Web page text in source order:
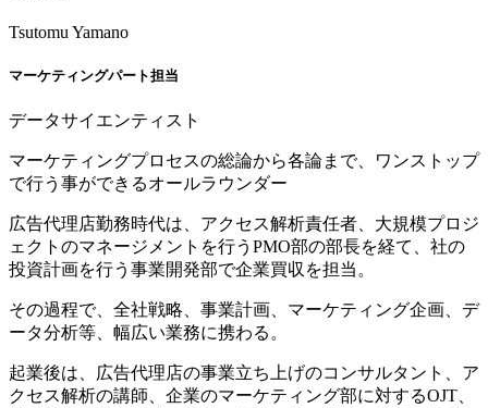
Tsutomu Yamano
マーケティングパート担当
データサイエンティスト
マーケティングプロセスの総論から各論まで、ワンストップ
で行う事ができるオールラウンダー
広告代理店勤務時代は、アクセス解析責任者、大規模プロジ
ェクトのマネージメントを行うPMO部の部長を経て、社の
投資計画を行う事業開発部で企業買収を担当。
その過程で、全社戦略、事業計画、マーケティング企画、デ
ータ分析等、幅広い業務に携わる。
起業後は、広告代理店の事業立ち上げのコンサルタント、ア
クセス解析の講師、企業のマーケティング部に対するOJT、